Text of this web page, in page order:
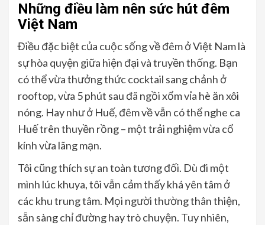
Những điều làm nên sức hút đêm
Việt Nam
Điều đặc biệt của cuộc sống về đêm ở Việt Nam là
sự hòa quyện giữa hiện đại và truyền thống. Bạn
có thể vừa thưởng thức cocktail sang chảnh ở
rooftop, vừa 5 phút sau đã ngồi xổm vỉa hè ăn xôi
nóng. Hay như ở Huế, đêm về vẫn có thể nghe ca
Huế trên thuyền rồng – một trải nghiệm vừa cổ
kính vừa lãng mạn.
Tôi cũng thích sự an toàn tương đối. Dù đi một
mình lúc khuya, tôi vẫn cảm thấy khá yên tâm ở
các khu trung tâm. Mọi người thường thân thiện,
sẵn sàng chỉ đường hay trò chuyện. Tuy nhiên,